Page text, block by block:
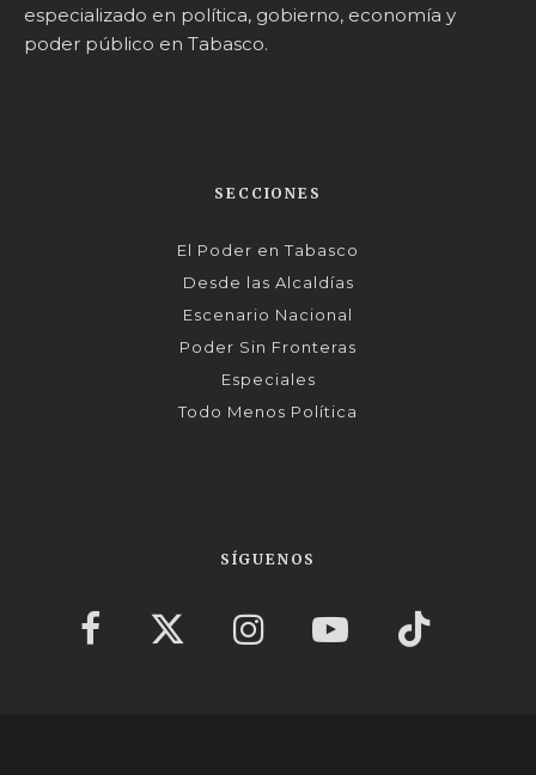
especializado en política, gobierno, economía y
poder público en Tabasco.
SECCIONES
El Poder en Tabasco
Desde las Alcaldías
Escenario Nacional
Poder Sin Fronteras
Especiales
Todo Menos Política
SÍGUENOS